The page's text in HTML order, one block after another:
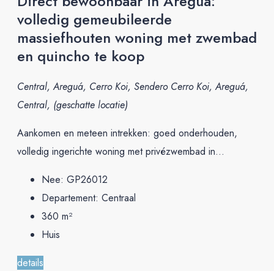
volledig gemeubileerde
massiefhouten woning met zwembad
en quincho te koop
Central, Areguá, Cerro Koi, Sendero Cerro Koi, Areguá,
Central, (geschatte locatie)
Aankomen en meteen intrekken: goed onderhouden,
volledig ingerichte woning met privézwembad in...
Nee: GP26012
Departement: Centraal
360 m²
Huis
details